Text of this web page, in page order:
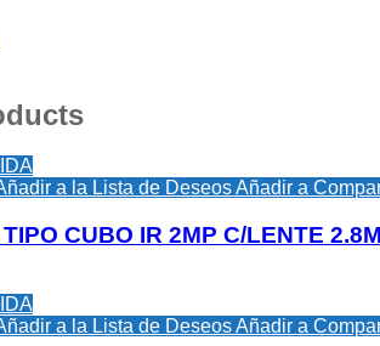
a la Lista de DeseosAñadir a
CUBO IR 2MP C/LENTE
a la Lista de DeseosAñadir a